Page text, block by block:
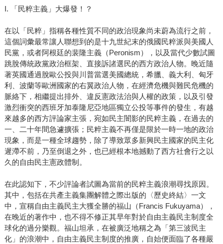
I. 「民粹主義」大爆發！？
在以「民粹」指稱各種性質不同的政治現象尚未蔚為流行之前，
這個詞彙最常讓人聯想到的是十九世紀末的俄國民粹派與美國人
民黨，或者阿根廷的裴隆主義（Peronism），以及當代少數試圖
跳脫傳統政黨政治框架、直接訴諸選民的西方政治人物。晚近隨
著英國通過脫歐公投與川普當選美國總統，希臘、義大利、匈牙
利、波蘭等歐洲國家的右翼政治人物，在經濟危機與難民危機的
脈絡下，相繼提出排外、違反憲政法治與人權的政策，以及引發
激烈衝突的西班牙加泰隆尼亞地區獨立公投等事件的發生，有越
來越多的西方評論家主張，宛如民主闇影的民粹主義，在過去的
一、二十年間急遽擴張；民粹主義不再僅是限於一時一地的政治
現象，而是一種全球趨勢，除了導致眾多新興民主國家的民主化
遲滯不前，乃至倒退之外，也已經根本地撼動了西方社會行之以
久的自由民主憲政體制。
在此認知下，不少評論者試圖為當前的民粹主義浪潮尋找原因。
其中，包括在共產主義集團解體之際出版的〈歷史終結〉一文
中，宣稱自由主義民主大獲全勝的福山（Francis Fukuyama），
在晚近的著作中，也不得不修正其早年對於自由主義民主制度全
球化的過分樂觀。福山坦承，在被廣泛地稱之為「第三波民主
化」的浪潮中，自由主義民主制度的推廣，自始便面臨了各種嚴